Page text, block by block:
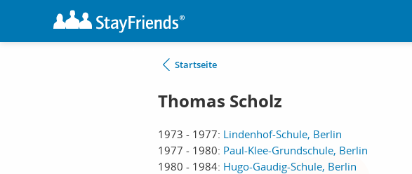
Startseite
Thomas Scholz
1973 - 1977: Lindenhof-Schule, Berlin
1977 - 1980: Paul-Klee-Grundschule, Berlin
1980 - 1984: Hugo-Gaudig-Schule, Berlin